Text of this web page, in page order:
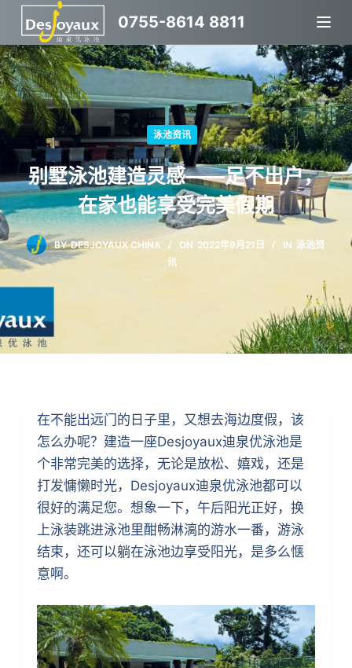
跳
过
内
容
0755-8614 8811
泳池资讯
别墅泳池建造灵感——足不出户，
在家也能享受完美假期
BY DESJOYAUX CHINA ON 2022年9月21日 IN 泳池资
讯
在不能出远门的日子里，又想去海边度假，该
怎么办呢？建造一座Desjoyaux迪泉优泳池是
个非常完美的选择，无论是放松、嬉戏，还是
打发慵懒时光，Desjoyaux迪泉优泳池都可以
很好的满足您。想象一下，午后阳光正好，换
上泳装跳进泳池里酣畅淋漓的游水一番，游泳
结束，还可以躺在泳池边享受阳光，是多么惬
意啊。